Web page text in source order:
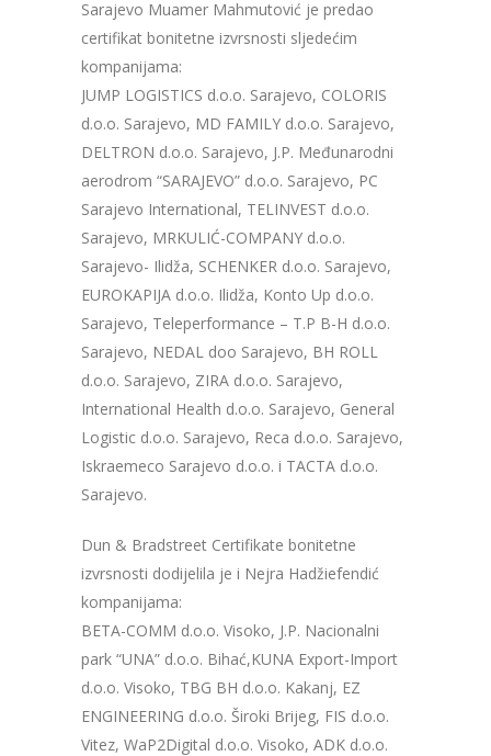
Sarajevo Muamer Mahmutović je predao
certifikat bonitetne izvrsnosti sljedećim
kompanijama:
JUMP LOGISTICS d.o.o. Sarajevo, COLORIS
d.o.o. Sarajevo, MD FAMILY d.o.o. Sarajevo,
DELTRON d.o.o. Sarajevo, J.P. Međunarodni
aerodrom “SARAJEVO” d.o.o. Sarajevo, PC
Sarajevo International, TELINVEST d.o.o.
Sarajevo, MRKULIĆ-COMPANY d.o.o.
Sarajevo- Ilidža, SCHENKER d.o.o. Sarajevo,
EUROKAPIJA d.o.o. Ilidža, Konto Up d.o.o.
Sarajevo, Teleperformance – T.P B-H d.o.o.
Sarajevo, NEDAL doo Sarajevo, BH ROLL
d.o.o. Sarajevo, ZIRA d.o.o. Sarajevo,
International Health d.o.o. Sarajevo, General
Logistic d.o.o. Sarajevo, Reca d.o.o. Sarajevo,
Iskraemeco Sarajevo d.o.o. i TACTA d.o.o.
Sarajevo.
Dun & Bradstreet Certifikate bonitetne
izvrsnosti dodijelila je i Nejra Hadžiefendić
kompanijama:
BETA-COMM d.o.o. Visoko, J.P. Nacionalni
park “UNA” d.o.o. Bihać,KUNA Export-Import
d.o.o. Visoko, TBG BH d.o.o. Kakanj, EZ
ENGINEERING d.o.o. Široki Brijeg, FIS d.o.o.
Vitez, WaP2Digital d.o.o. Visoko, ADK d.o.o.